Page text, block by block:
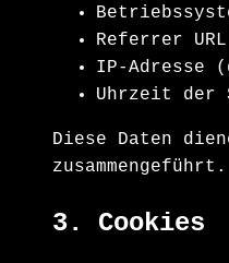
Referrer URL
IP-Adresse
Uhrzeit der
Diese Daten
zusammengeführt.
3. Cookies